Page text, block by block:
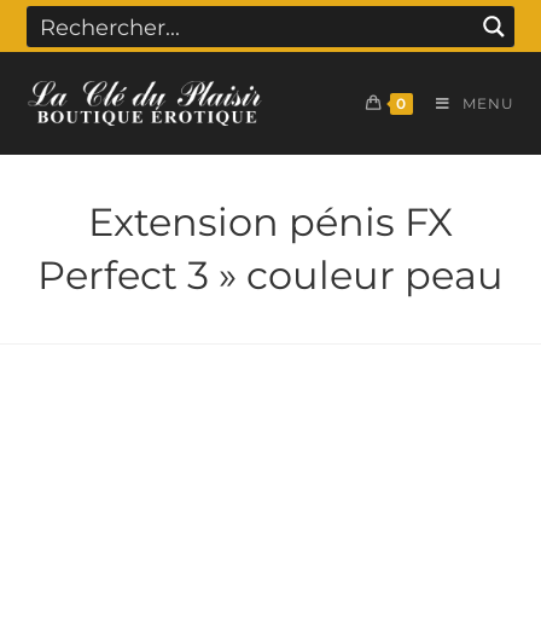
0 MENU
Extension pénis FX
Perfect 3 » couleur peau